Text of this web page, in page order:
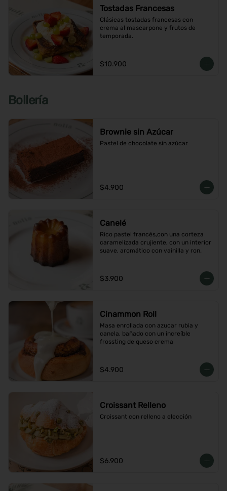
Tostadas Francesas
Clásicas tostadas francesas con
crema al mascarpone y frutos de
temporada.
$10.900
Bollería
Brownie sin Azúcar
Pastel de chocolate sin azúcar
$4.900
Canelé
Rico pastel francés,con una corteza
caramelizada crujiente, con un interior
suave, aromático con vainilla y ron.
$3.900
Cinammon Roll
Masa enrollada con azucar rubia y
canela, bañado con un increíble
frossting de queso crema
$4.900
Croissant Relleno
Croissant con relleno a elección
$6.900